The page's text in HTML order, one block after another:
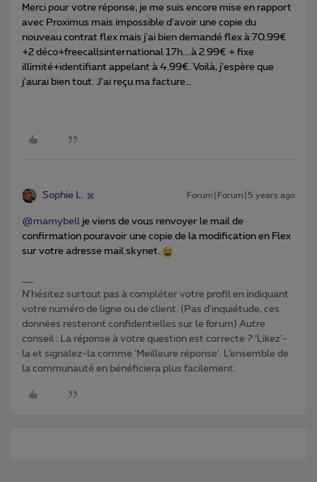
Merci pour votre réponse, je me suis encore mise en rapport
avec Proximus mais impossible d'avoir une copie du
nouveau contrat flex mais j'ai bien demandé flex à 70.99€
+2 déco+freecallsinternational 17h....à 2.99€ + fixe
illimité+identifiant appelant à 4.99€. Voilà, j'espère que
j'aurai bien tout. J'ai reçu ma facture…
Sophie L. Forum|Forum|5 years ago
@mamybell je viens de vous renvoyer le mail de
confirmation pouravoir une copie de la modification en Flex
sur votre adresse mail skynet.
N'hésitez surtout pas à compléter votre profil en indiquant
votre numéro de ligne ou de client. (Pas d'inquiétude, ces
données resteront confidentielles sur le forum) Autre
conseil : La réponse à votre question est correcte ? ‘Likez’-
la et signalez-la comme ‘Meilleure réponse’. L’ensemble de
la communauté en bénéficiera plus facilement.